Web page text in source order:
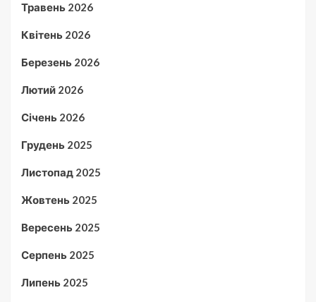
Травень 2026
Квітень 2026
Березень 2026
Лютий 2026
Січень 2026
Грудень 2025
Листопад 2025
Жовтень 2025
Вересень 2025
Серпень 2025
Липень 2025